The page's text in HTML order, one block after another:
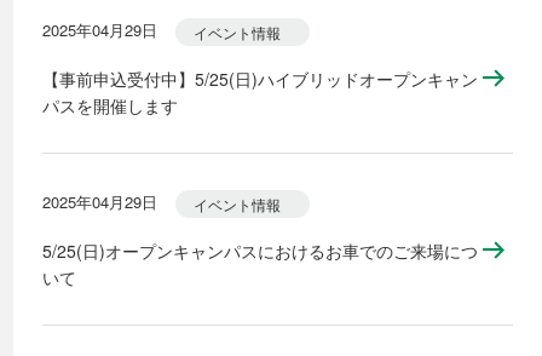
2025年04月29日 イベント情報
【事前申込受付中】5/25(日)ハイブリッドオープンキャン
パスを開催します
2025年04月29日 イベント情報
5/25(日)オープンキャンパスにおけるお車でのご来場につ
いて